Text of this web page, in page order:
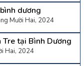
dương
Mười Hai, 2024
tại Bình Dương
Hai, 2024